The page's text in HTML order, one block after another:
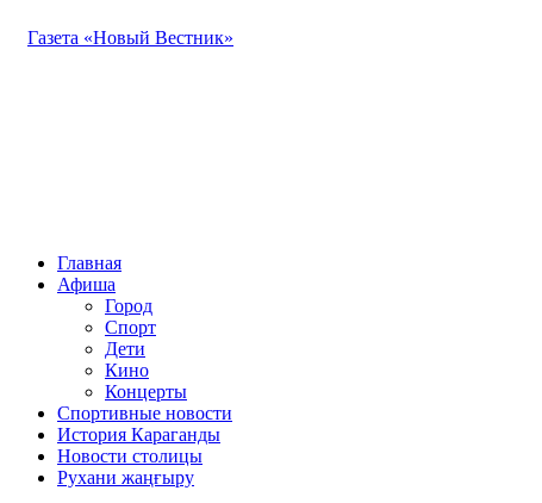
Газета «Новый Вестник»
Главная
Афиша
Город
Спорт
Дети
Кино
Концерты
Спортивные новости
История Караганды
Новости столицы
Рухани жаңғыру